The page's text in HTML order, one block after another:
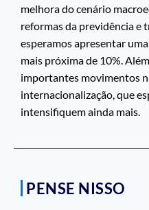
melhora do cenário
reformas da previdência e
esperamos apresentar
mais próxima de 10%.
importantes movimentos
internacionalização, que
intensifiquem ainda mais.
PENSE NISSO